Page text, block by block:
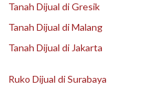
Tanah Dijual di Gresik
Tanah Dijual di Malang
Tanah Dijual di Jakarta
Ruko Dijual di Surabaya